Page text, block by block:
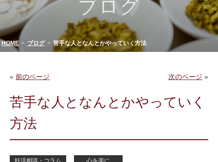
ブログ
HOME ブログ 苦手な人となんとかやっていく方法
« 前のページ 次のページ »
苦手な人となんとかやっていく
方法
妊活相談・コラム
心を楽に